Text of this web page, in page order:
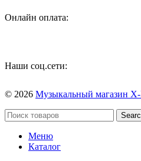
Онлайн оплата:
Наши соц.сети:
© 2026 Музыкальный магазин
Меню
Каталог